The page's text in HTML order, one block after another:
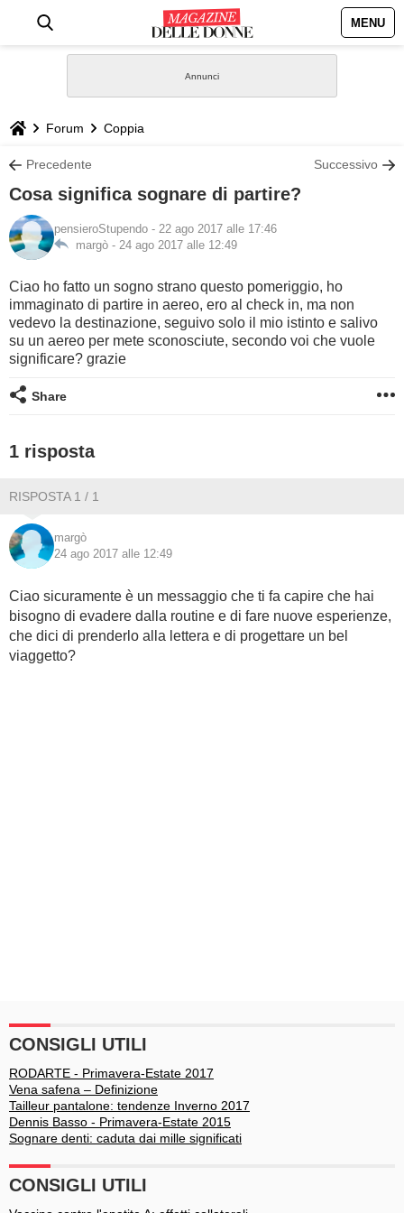
MENU
STILE
BIOGRAFIE
DEFINIZIONI
GASTRONOMIA
CAPELLI
SESSO
GUIDE
Forum Coppia
Precedente Successivo
Cosa significa sognare di partire?
pensieroStupendo - 22 ago 2017 alle 17:46
margò - 24 ago 2017 alle 12:49
Ciao ho fatto un sogno strano questo pomeriggio, ho
immaginato di partire in aereo, ero al check in, ma non
vedevo la destinazione, seguivo solo il mio istinto e salivo
su un aereo per mete sconosciute, secondo voi che vuole
significare? grazie
Share
1 risposta
RISPOSTA 1 / 1
margò
24 ago 2017 alle 12:49
Ciao sicuramente è un messaggio che ti fa capire che hai
bisogno di evadere dalla routine e di fare nuove esperienze,
che dici di prenderlo alla lettera e di progettare un bel
viaggetto?
CONSIGLI UTILI
RODARTE - Primavera-Estate 2017
Vena safena – Definizione
Tailleur pantalone: tendenze Inverno 2017
Dennis Basso - Primavera-Estate 2015
Sognare denti: caduta dai mille significati
CONSIGLI UTILI